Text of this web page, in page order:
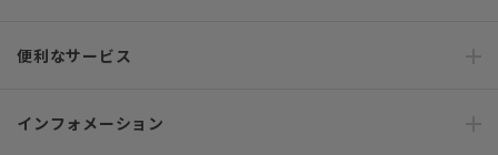
便利なサービス
インフォメーション